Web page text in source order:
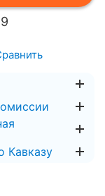
Кавказу